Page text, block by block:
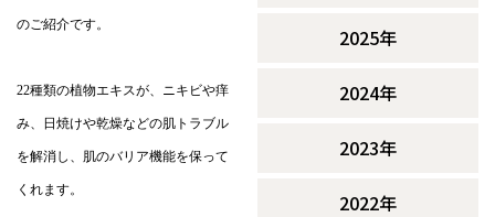
のご紹介です。
22種類の植物エキスが、ニキビや痒
み、日焼けや乾燥などの肌トラブル
を解消し、肌のバリア機能を保って
くれます。
2025年
2024年
2023年
2022年